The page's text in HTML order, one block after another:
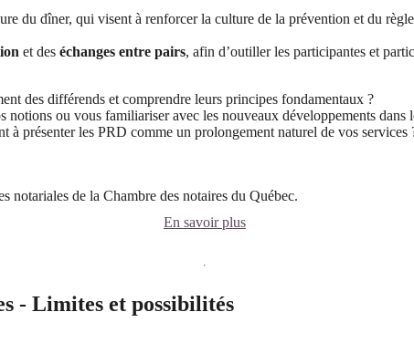
du dîner, qui visent à renforcer la culture de la prévention et du
et des échanges entre pairs, afin d’outiller les participantes et
des différends et comprendre leurs principes fondamentaux ?
notions ou vous familiariser avec les nouveaux développements dans
présenter les PRD comme un prolongement naturel de vos services
notariales de la Chambre des notaires du Québec.
En savoir plus
- Limites et possibilités